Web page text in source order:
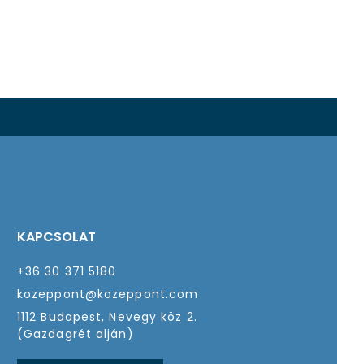
KAPCSOLAT
+36 30 371 5180
kozeppont@kozeppont.com
1112 Budapest, Nevegy köz 2.
(Gazdagrét alján)